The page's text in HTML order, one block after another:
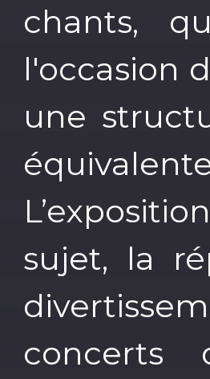
chants,
l'occasion
une
sujet, la
concerts